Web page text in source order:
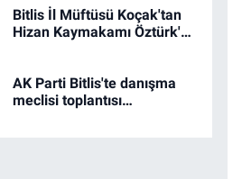
Bitlis İl Müftüsü Koçak'tan
Hizan Kaymakamı Öztürk'e
AK Parti Bitlis'te danışma
meclisi toplantısı